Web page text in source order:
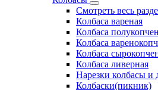
Смотреть весь
Колбаса вареная
Колбаса
Колбаса
Колбаса
Колбаса ливерная
Нарезки колбасы и
Колбаски(пикник)